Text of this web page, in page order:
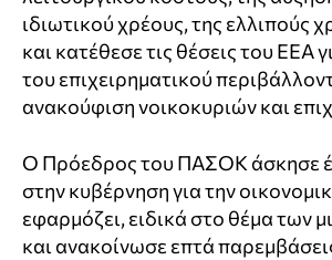
ιδιωτικού χρέους, της ελλιπούς
και κατέθεσε τις θέσεις του ΕΕΑ
του επιχειρηματικού
ανακούφιση νοικοκυριών και
Ο Πρόεδρος του ΠΑΣΟΚ άσκησε
στην κυβέρνηση για την
εφαρμόζει, ειδικά στο θέμα των
και ανακοίνωσε επτά